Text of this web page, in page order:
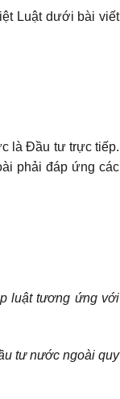
Luật dưới bài viết
là Đầu tư trực tiếp.
phải đáp ứng các
luật tương ứng với
tư nước ngoài quy